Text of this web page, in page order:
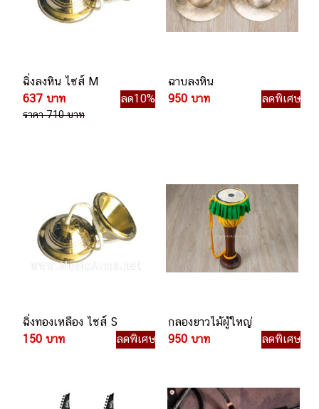
ฉิ่งลงหิน ไซส์ M
637 บาท
ลด10%
ราคา 710 บาท
ฉาบลงหิน
950 บาท
ลดพิเศษ
ฉิ่งทองเหลือง ไซส์ S
150 บาท
ลดพิเศษ
กลองยาวไม้ผู้ใหญ่
950 บาท
ลดพิเศษ